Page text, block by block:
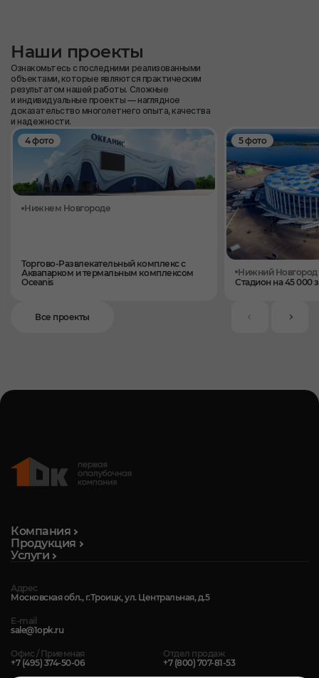
Наши проекты
Ознакомьтесь с последними реализованными
объектами, которые являются практическим
результатом нашей работы. Сложные
и индивидуальные проекты — наглядное
доказательство многолетнего опыта, качества
и надежности.
Все проекты
Нижнем Новгороде
Торгово-Развлекательный комплекс с
Аквапарком и термальным комплексом
Oceanis
4 фото
Нижний Новгород
Стадион на 45 000
5 фото
Компания
Продукция
Услуги
Адрес
Московская обл., г.Троицк, ул. Центральная, д.5
E-mail
sale@1opk.ru
Офис / Приемная
+7 (495) 374-50-06
Отдел продаж
+7 (800) 707-81-53